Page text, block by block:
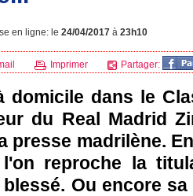
en ligne: le 24/04/2017 à 23h10
Imprimer Partager:
domicile dans le
du Real Madrid
presse madrilène.
reproche la
Ou encore